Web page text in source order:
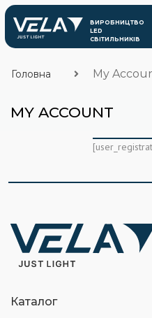
MY ACCOUNT
Головна My
Каталог